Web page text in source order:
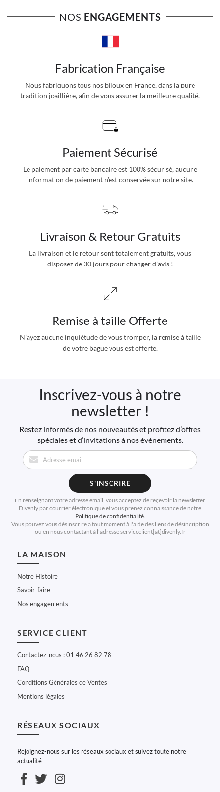
NOS ENGAGEMENTS
Fabrication Française
Nous fabriquons tous nos bijoux en France, dans la pure
tradition joaillière, afin de vous assurer la meilleure qualité.
Paiement Sécurisé
Le paiement par carte bancaire est 100% sécurisé, aucune
information de paiement n’est conservée sur notre site.
Livraison & Retour Gratuits
La livraison et le retour sont totalement gratuits, vous
disposez de 30 jours pour changer d’avis !
Remise à taille Offerte
N’ayez aucune inquiétude de vous tromper, la remise à taille
de votre bague vous est offerte.
Inscrivez-vous à notre
newsletter !
Restez informés de nos nouveautés et profitez d’offres
spéciales et d’invitations à nos événements.
S'INSCRIRE
En renseignant votre adresse email, vous acceptez de reçevoir la newsletter
Divenly par courrier électronique et vous prenez connaissance de notre
Politique de confidentialité.
Vous pouvez vous désinscrire a tout moment à l'aide des liens de désincription
ou en nous contactant à l'adresse serviceclient[at]divenly.fr
LA MAISON
Notre Histoire
Savoir-faire
Nos engagements
SERVICE CLIENT
Contactez-nous : 01 46 26 82 78
FAQ
Conditions Générales de Ventes
Mentions légales
RÉSEAUX SOCIAUX
Rejoignez-nous sur les réseaux sociaux et suivez toute notre
actualité